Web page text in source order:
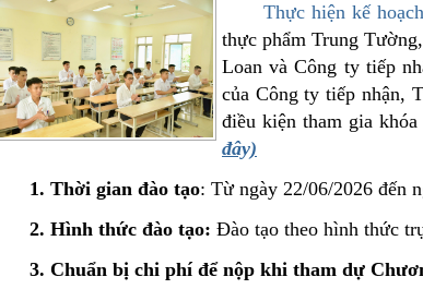
Thực hiện kế
thực phẩm Trung Tường
Loan và Công ty tiếp
của Công ty tiếp nhận,
điều kiện tham gia
đây)
1. Thời gian đào tạo: Từ ngày 22/06/2026 đến
2. Hình thức đào tạo: Đào tạo theo hình thức
3. Chuẩn bị chi phí để nộp khi tham dự